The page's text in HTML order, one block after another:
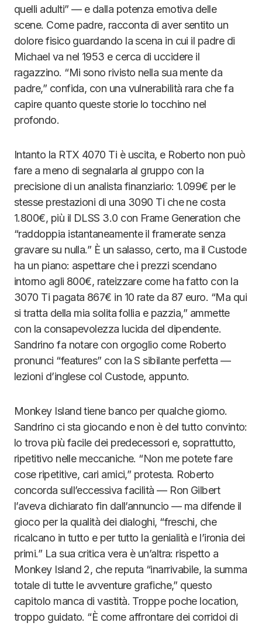
quelli adulti” — e dalla potenza emotiva delle
scene. Come padre, racconta di aver sentito un
dolore fisico guardando la scena in cui il padre di
Michael va nel 1953 e cerca di uccidere il
ragazzino. “Mi sono rivisto nella sua mente da
padre,” confida, con una vulnerabilità rara che fa
capire quanto queste storie lo tocchino nel
profondo.
Intanto la RTX 4070 Ti è uscita, e Roberto non può
fare a meno di segnalarla al gruppo con la
precisione di un analista finanziario: 1.099€ per le
stesse prestazioni di una 3090 Ti che ne costa
1.800€, più il DLSS 3.0 con Frame Generation che
“raddoppia istantaneamente il framerate senza
gravare su nulla.” È un salasso, certo, ma il Custode
ha un piano: aspettare che i prezzi scendano
intorno agli 800€, rateizzare come ha fatto con la
3070 Ti pagata 867€ in 10 rate da 87 euro. “Ma qui
si tratta della mia solita follia e pazzia,” ammette
con la consapevolezza lucida del dipendente.
Sandrino fa notare con orgoglio come Roberto
pronunci “features” con la S sibilante perfetta —
lezioni d’inglese col Custode, appunto.
Monkey Island tiene banco per qualche giorno.
Sandrino ci sta giocando e non è del tutto convinto:
lo trova più facile dei predecessori e, soprattutto,
ripetitivo nelle meccaniche. “Non me potete fare
cose ripetitive, cari amici,” protesta. Roberto
concorda sull’eccessiva facilità — Ron Gilbert
l’aveva dichiarato fin dall’annuncio — ma difende il
gioco per la qualità dei dialoghi, “freschi, che
ricalcano in tutto e per tutto la genialità e l’ironia dei
primi.” La sua critica vera è un’altra: rispetto a
Monkey Island 2, che reputa “inarrivabile, la summa
totale di tutte le avventure grafiche,” questo
capitolo manca di vastità. Troppe poche location,
troppo guidato. “È come affrontare dei corridoi di